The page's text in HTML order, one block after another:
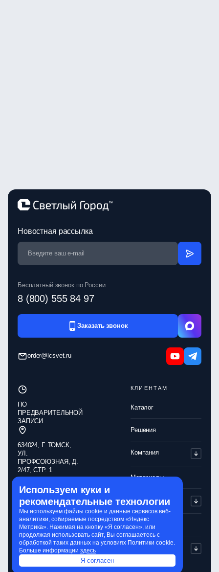
Новостная рассылка
Бесплатный звонок по России
8 (800) 555 84 97
Заказать звонок
order@lcsvet.ru
КЛИЕНТАМ
Каталог
Решения
Компания
Материалы
Партнерам
Контакты
ПО
ПРЕДВАРИТЕЛЬНОЙ
ЗАПИСИ
634024, Г. ТОМСК,
УЛ.
ПРОФСОЮЗНАЯ, Д.
2/47, СТР. 1
Обработка
персональных
данных
Политика
конфиденциальности
Обработка cookie-
файлов
Сайт разработали
Используем куки и
рекомендательные технологии
Мы используем файлы cookie и данные сервисов веб-
аналитики, собираемые посредством «Яндекс
Метрика». Нажимая на кнопку «Я согласен», или
продолжая использовать сайт, Вы соглашаетесь с
обработкой таких данных на условиях Политики cookie.
Больше информации здесь
Я согласен